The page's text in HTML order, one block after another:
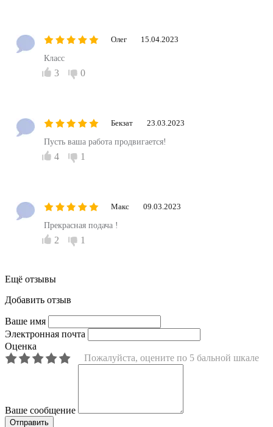
Олег 15.04.2023
Класс
3 0
Бекзат 23.03.2023
Пусть ваша работа продвигается!
4 1
Макс 09.03.2023
Прекрасная подача !
2 1
Ещё отзывы
Добавить отзыв
Ваше имя
Электронная почта
Оценка
Пожалуйста, оцените по 5 бальной шкале
Ваше сообщение